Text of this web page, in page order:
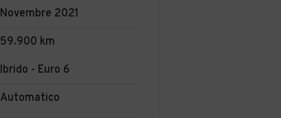
Novembre 2021
59.900 km
Ibrido - Euro 6
Automatico